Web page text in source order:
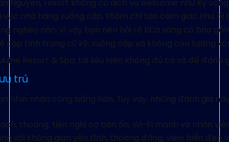
Nguyen, resort không có dịch vụ welcome như kỳ
nhà hàng xuống cấp, thậm chí tạo cảm giác như bị
nghèo nàn, vì vậy bạn nên hỏi rõ bữa sáng có bao
cập tình trạng cũ kỹ, xuống cấp và không còn tương
Resort & Spa; tài liệu hiện không đủ cơ sở để
trú
nhìn nhận công bằng hơn. Tuy vậy, những đánh giá
thoáng, tiện nghi cơ bản ổn, Wi-Fi mạnh và nhân
với không gian yên tĩnh, thoáng đãng, view biển đẹp